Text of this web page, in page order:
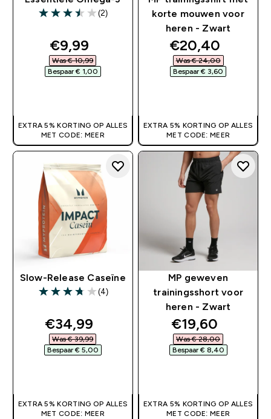
3.5 out of 5 stars
(2)
discounted price
€9,99‎
Was € 10,99‎
Bespaar € 1,00‎
EXTRA 5% KORTING OP ALLES
MET CODE: MEER
korte mouwen voor
heren - Zwart
discounted
€20,40‎
Was € 24,00‎
Bespaar € 3,60‎
EXTRA 5% KORTING OP ALLES
MET CODE: MEER
Slow-Release Caseïne
3.75 out of 5 stars
(4)
discounted price
€34,99‎
Was € 39,99‎
Bespaar € 5,00‎
EXTRA 5% KORTING OP ALLES
MET CODE: MEER
MP geweven
trainingsshort voor
heren - Zwart
discounted
€19,60‎
Was € 28,00‎
Bespaar € 8,40‎
EXTRA 5% KORTING OP ALLES
MET CODE: MEER